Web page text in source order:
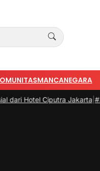
MANCANEGARA
Ciputra Jakarta|#3 -Bupati